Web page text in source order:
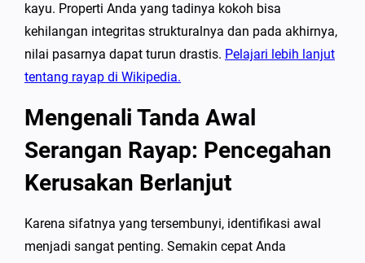
kayu. Properti Anda yang tadinya kokoh bisa
kehilangan integritas strukturalnya dan pada akhirnya,
nilai pasarnya dapat turun drastis. Pelajari lebih lanjut
tentang rayap di Wikipedia.
Mengenali Tanda Awal
Serangan Rayap: Pencegahan
Kerusakan Berlanjut
Karena sifatnya yang tersembunyi, identifikasi awal
menjadi sangat penting. Semakin cepat Anda